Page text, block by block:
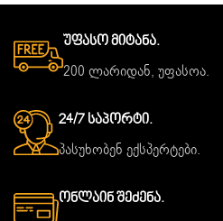
Უფასო Მიტანა.
200 ლარიდან, უფასოა.
24/7 Საპორტი.
პასუხობენ ექსპერტები.
Ონლაინ Შეძენა.